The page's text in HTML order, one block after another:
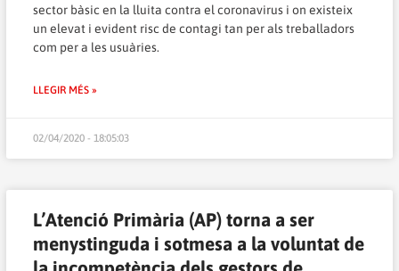
sector bàsic en la lluita contra el coronavirus i on existeix
un elevat i evident risc de contagi tan per als treballadors
com per a les usuàries.
LLEGIR MÉS »
02/04/2020 - 18:05:03
L’Atenció Primària (AP) torna a ser
menystinguda i sotmesa a la voluntat de